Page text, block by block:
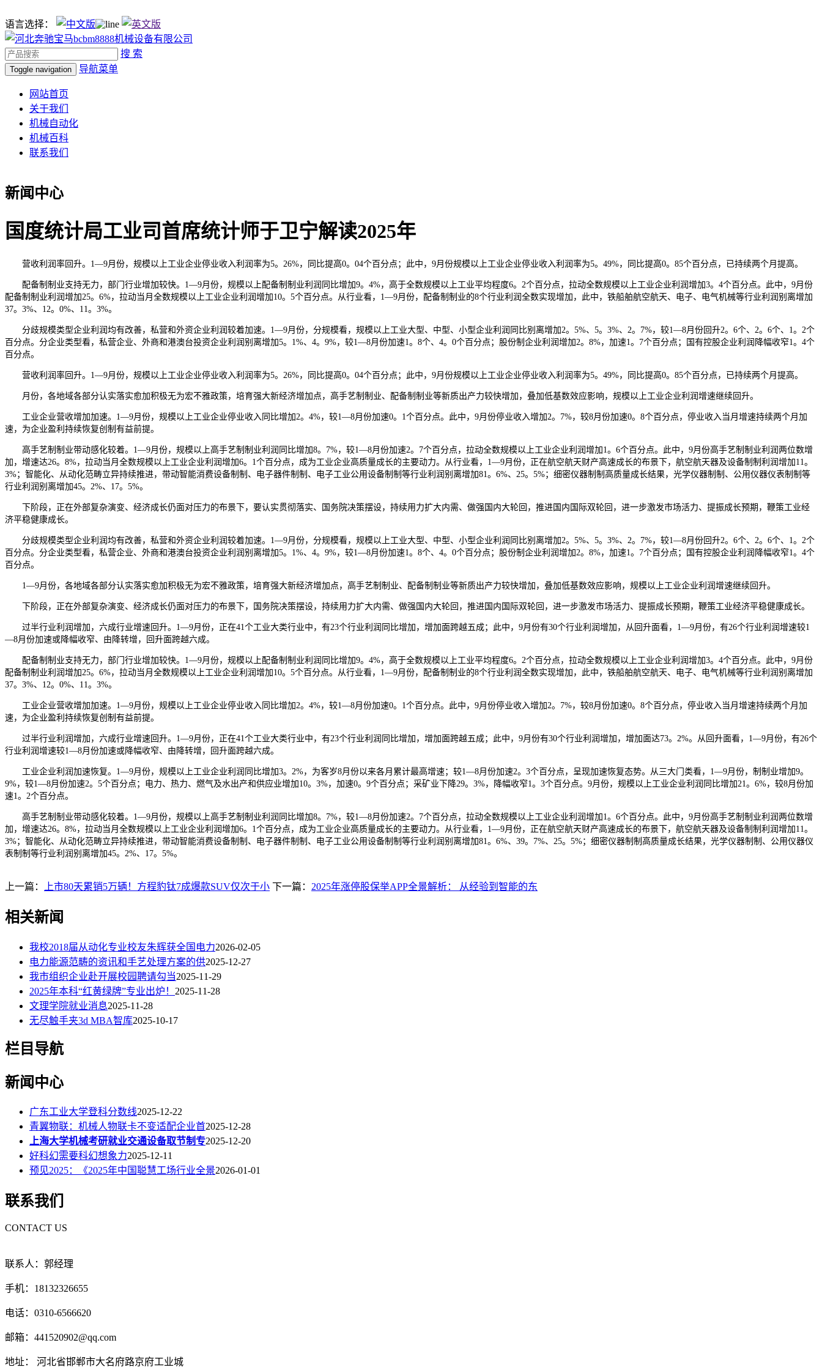
语言选择：
搜 索
Toggle navigation 导航菜单
网站首页
关于我们
机械自动化
机械百科
联系我们
新闻中心
国度统计局工业司首席统计师于卫宁解读2025年
营收利润率回升。1—9月份，规模以上工业企业停业收入利润率为5。26%，同比提高0。04个百分点；此中，9月份规模以上工业企业停业收入利润率为5。49%，同比提高0。85个百分点，已持续两个月提高。
配备制制业支持无力，部门行业增加较快。1—9月份，规模以上配备制制业利润同比增加9。4%，高于全数规模以上工业平均程度6。2个百分点，拉动全数规模以上工业企业利润增加3。4个百分点。此中，9月份
配备制制业利润增加25。6%，拉动当月全数规模以上工业企业利润增加10。5个百分点。从行业看，1—9月份，配备制制业的8个行业利润全数实现增加，此中，铁船舶航空航天、电子、电气机械等行业利润别离增加
37。3%、12。0%、11。3%。
分歧规模类型企业利润均有改善，私营和外资企业利润较着加速。1—9月份，分规模看，规模以上工业大型、中型、小型企业利润同比别离增加2。5%、5。3%、2。7%，较1—8月份回升2。6个、2。6个、1。2个
百分点。分企业类型看，私营企业、外商和港澳台投资企业利润别离增加5。1%、4。9%，较1—8月份加速1。8个、4。0个百分点；股份制企业利润增加2。8%，加速1。7个百分点；国有控股企业利润降幅收窄1。4个
百分点。
营收利润率回升。1—9月份，规模以上工业企业停业收入利润率为5。26%，同比提高0。04个百分点；此中，9月份规模以上工业企业停业收入利润率为5。49%，同比提高0。85个百分点，已持续两个月提高。
月份，各地域各部分认实落实愈加积极无为宏不雅政策，培育强大新经济增加点，高手艺制制业、配备制制业等新质出产力较快增加，叠加低基数效应影响，规模以上工业企业利润增速继续回升。
工业企业营收增加加速。1—9月份，规模以上工业企业停业收入同比增加2。4%，较1—8月份加速0。1个百分点。此中，9月份停业收入增加2。7%，较8月份加速0。8个百分点，停业收入当月增速持续两个月加
速，为企业盈利持续恢复创制有益前提。
高手艺制制业带动感化较着。1—9月份，规模以上高手艺制制业利润同比增加8。7%，较1—8月份加速2。7个百分点，拉动全数规模以上工业企业利润增加1。6个百分点。此中，9月份高手艺制制业利润两位数增
加，增速达26。8%，拉动当月全数规模以上工业企业利润增加6。1个百分点，成为工业企业高质量成长的主要动力。从行业看，1—9月份，正在航空航天财产高速成长的布景下，航空航天器及设备制制利润增加11。
3%；智能化、从动化范畴立异持续推进，带动智能消费设备制制、电子器件制制、电子工业公用设备制制等行业利润别离增加81。6%、25。5%；细密仪器制制高质量成长结果，光学仪器制制、公用仪器仪表制制等
行业利润别离增加45。2%、17。5%。
下阶段，正在外部复杂演变、经济成长仍面对压力的布景下，要认实贯彻落实、国务院决策摆设，持续用力扩大内需、做强国内大轮回，推进国内国际双轮回，进一步激发市场活力、提振成长预期，鞭策工业经
济平稳健康成长。
分歧规模类型企业利润均有改善，私营和外资企业利润较着加速。1—9月份，分规模看，规模以上工业大型、中型、小型企业利润同比别离增加2。5%、5。3%、2。7%，较1—8月份回升2。6个、2。6个、1。2个
百分点。分企业类型看，私营企业、外商和港澳台投资企业利润别离增加5。1%、4。9%，较1—8月份加速1。8个、4。0个百分点；股份制企业利润增加2。8%，加速1。7个百分点；国有控股企业利润降幅收窄1。4个
百分点。
1—9月份，各地域各部分认实落实愈加积极无为宏不雅政策，培育强大新经济增加点，高手艺制制业、配备制制业等新质出产力较快增加，叠加低基数效应影响，规模以上工业企业利润增速继续回升。
下阶段，正在外部复杂演变、经济成长仍面对压力的布景下，国务院决策摆设，持续用力扩大内需、做强国内大轮回，推进国内国际双轮回，进一步激发市场活力、提振成长预期，鞭策工业经济平稳健康成长。
过半行业利润增加，六成行业增速回升。1—9月份，正在41个工业大类行业中，有23个行业利润同比增加，增加面跨越五成；此中，9月份有30个行业利润增加，从回升面看，1—9月份，有26个行业利润增速较1
—8月份加速或降幅收窄、由降转增，回升面跨越六成。
配备制制业支持无力，部门行业增加较快。1—9月份，规模以上配备制制业利润同比增加9。4%，高于全数规模以上工业平均程度6。2个百分点，拉动全数规模以上工业企业利润增加3。4个百分点。此中，9月份
配备制制业利润增加25。6%，拉动当月全数规模以上工业企业利润增加10。5个百分点。从行业看，1—9月份，配备制制业的8个行业利润全数实现增加，此中，铁船舶航空航天、电子、电气机械等行业利润别离增加
37。3%、12。0%、11。3%。
工业企业营收增加加速。1—9月份，规模以上工业企业停业收入同比增加2。4%，较1—8月份加速0。1个百分点。此中，9月份停业收入增加2。7%，较8月份加速0。8个百分点，停业收入当月增速持续两个月加
速，为企业盈利持续恢复创制有益前提。
过半行业利润增加，六成行业增速回升。1—9月份，正在41个工业大类行业中，有23个行业利润同比增加，增加面跨越五成；此中，9月份有30个行业利润增加，增加面达73。2%。从回升面看，1—9月份，有26个
行业利润增速较1—8月份加速或降幅收窄、由降转增，回升面跨越六成。
工业企业利润加速恢复。1—9月份，规模以上工业企业利润同比增加3。2%，为客岁8月份以来各月累计最高增速；较1—8月份加速2。3个百分点，呈现加速恢复态势。从三大门类看，1—9月份，制制业增加9。
9%，较1—8月份加速2。5个百分点；电力、热力、燃气及水出产和供应业增加10。3%，加速0。9个百分点；采矿业下降29。3%，降幅收窄1。3个百分点。9月份，规模以上工业企业利润同比增加21。6%，较8月份加
速1。2个百分点。
高手艺制制业带动感化较着。1—9月份，规模以上高手艺制制业利润同比增加8。7%，较1—8月份加速2。7个百分点，拉动全数规模以上工业企业利润增加1。6个百分点。此中，9月份高手艺制制业利润两位数增
加，增速达26。8%，拉动当月全数规模以上工业企业利润增加6。1个百分点，成为工业企业高质量成长的主要动力。从行业看，1—9月份，正在航空航天财产高速成长的布景下，航空航天器及设备制制利润增加11。
3%；智能化、从动化范畴立异持续推进，带动智能消费设备制制、电子器件制制、电子工业公用设备制制等行业利润别离增加81。6%、39。7%、25。5%；细密仪器制制高质量成长结果，光学仪器制制、公用仪器仪
表制制等行业利润别离增加45。2%、17。5%。
上一篇： 上市80天累销5万辆！方程豹钛7成爆款SUV仅次于小 下一篇： 2025年涨停股保举APP全景解析： 从经验到智能的东
相关新闻
我校2018届从动化专业校友朱辉获全国电力2026-02-05
电力能源范畴的资讯和手艺处理方案的供2025-12-27
我市组织企业赴开展校园聘请勾当2025-11-29
2025年本科“红黄绿牌”专业出炉！ 2025-11-28
文理学院就业消息2025-11-28
无尽触手夹3d MBA智库2025-10-17
栏目导航
新闻中心
广东工业大学登科分数线2025-12-22
青翼物联：机械人物联卡不变适配企业首2025-12-28
上海大学机械考研就业交通设备取节制专2025-12-20
好科幻需要科幻想象力2025-12-11
预见2025：《2025年中国聪慧工场行业全景2026-01-01
联系我们
CONTACT US
联系人：郭经理
手机：18132326655
电话：0310-6566620
邮箱：441520902@qq.com
地址： 河北省邯郸市大名府路京府工业城